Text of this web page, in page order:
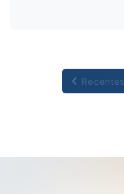
Recentes